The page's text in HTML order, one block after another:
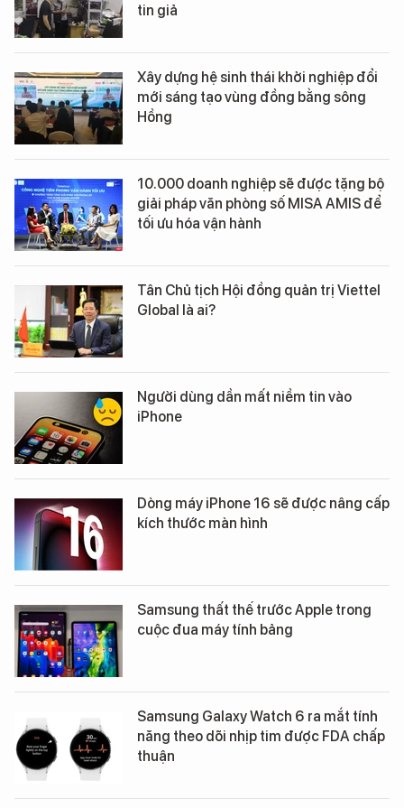
tin giả
Xây dựng hệ sinh thái khởi nghiệp đổi
mới sáng tạo vùng đồng bằng sông
Hồng
10.000 doanh nghiệp sẽ được tặng bộ
giải pháp văn phòng số MISA AMIS để
tối ưu hóa vận hành
Tân Chủ tịch Hội đồng quản trị Viettel
Global là ai?
Người dùng dần mất niềm tin vào
iPhone
Dòng máy iPhone 16 sẽ được nâng cấp
kích thước màn hình
Samsung thất thế trước Apple trong
cuộc đua máy tính bảng
Samsung Galaxy Watch 6 ra mắt tính
năng theo dõi nhịp tim được FDA chấp
thuận